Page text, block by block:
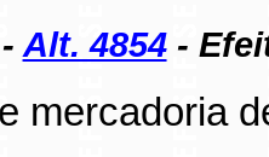
Alt. 4854-
mercadoria